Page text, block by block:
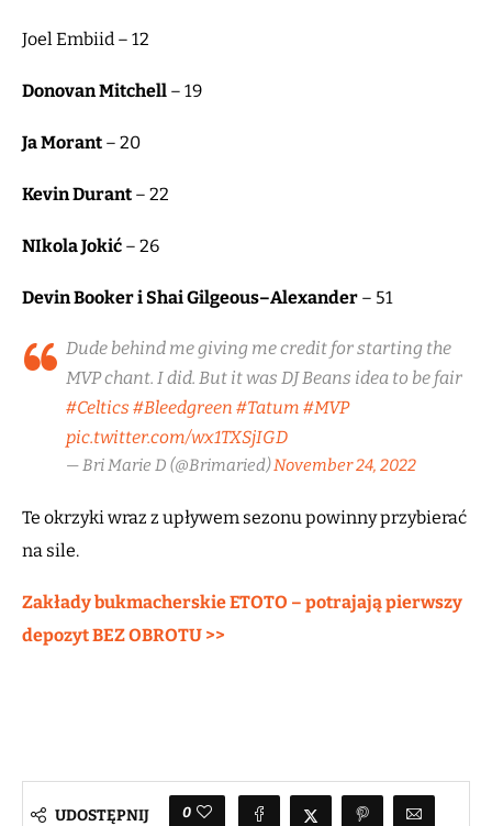
Joel Embiid – 12
Donovan Mitchell – 19
Ja Morant – 20
Kevin Durant – 22
NIkola Jokić – 26
Devin Booker i Shai Gilgeous–Alexander – 51
Dude behind me giving me credit for starting the
MVP chant. I did. But it was DJ Beans idea to be fair
#Celtics #Bleedgreen #Tatum #MVP
pic.twitter.com/wx1TXSjIGD
— Bri Marie D (@Brimaried)November 24, 2022
Te okrzyki wraz z upływem sezonu powinny przybierać
na sile.
Zakłady bukmacherskie ETOTO – potrajają pierwszy
depozyt BEZ OBROTU >>
UDOSTĘPNIJ 0